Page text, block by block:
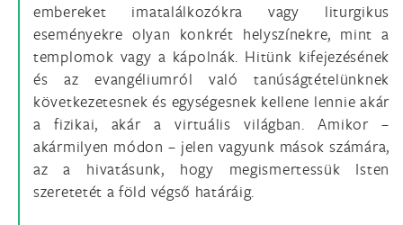
embereket imatalálkozókra vagy liturgikus
eseményekre olyan konkrét helyszínekre, mint a
templomok vagy a kápolnák. Hitünk kifejezésének
és az evangéliumról való tanúságtételünknek
következetesnek és egységesnek kellene lennie akár
a fizikai, akár a virtuális világban. Amikor –
akármilyen módon – jelen vagyunk mások számára,
az a hivatásunk, hogy megismertessük Isten
szeretetét a föld végső határáig.